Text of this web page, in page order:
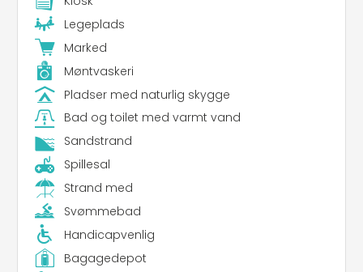
Legeplads
Marked
Møntvaskeri
Pladser med naturlig skygge
Bad og toilet med varmt vand
Sandstrand
Spillesal
Strand med
Svømmebad
Handicapvenlig
Bagagedepot